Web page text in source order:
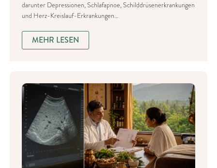
darunter Depressionen, Schlafapnoe, Schilddrüsenerkrankungen
und Herz-Kreislauf-Erkrankungen…
MEHR LESEN